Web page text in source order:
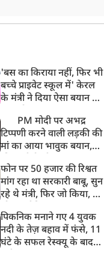
'बस का किराया नहीं, फिर भी
बच्चे प्राइवेट स्कूल में' केरल
के मंत्री ने दिया ऐसा बयान की
PM मोदी पर अभद्र
टिप्पणी करने वाली लड़की की
मां का आया भावुक बयान,
बेटी को गोद लें प्रधानमंत्री
फोन पर 50 हजार की रिश्वत
मांग रहा था सरकारी बाबू, सुन
रहे थे मंत्री, फिर जो किया, वो
पिकनिक मनाने गए 4 युवक
नदी के तेज़ बहाव में फंसे, 11
घंटे के सफल रेस्क्यू के बाद